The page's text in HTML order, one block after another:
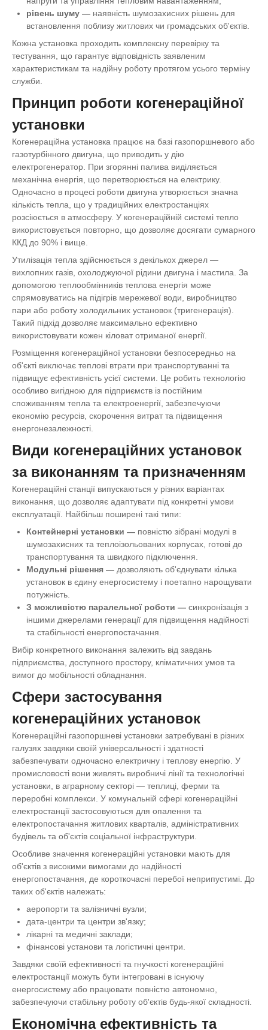
рівень шуму — наявність шумозахисних рішень для
встановлення поблизу житлових чи громадських об'єктів.
Кожна установка проходить комплексну перевірку та
тестування, що гарантує відповідність заявленим
характеристикам та надійну роботу протягом усього терміну
служби.
Принцип роботи когенераційної
установки
Когенераційна установка працює на базі газопоршневого або
газотурбінного двигуна, що приводить у дію
електрогенератор. При згорянні палива виділяється
механічна енергія, що перетворюється на електрику.
Одночасно в процесі роботи двигуна утворюється значна
кількість тепла, що у традиційних електростанціях
розсіюється в атмосферу. У когенераційній системі тепло
використовується повторно, що дозволяє досягати сумарного
ККД до 90% і вище.
Утилізація тепла здійснюється з декількох джерел —
вихлопних газів, охолоджуючої рідини двигуна і мастила. За
допомогою теплообмінників теплова енергія може
спрямовуватись на підігрів мережевої води, виробництво
пари або роботу холодильних установок (тригенерація).
Такий підхід дозволяє максимально ефективно
використовувати кожен кіловат отриманої енергії.
Розміщення когенераційної установки безпосередньо на
об'єкті виключає теплові втрати при транспортуванні та
підвищує ефективність усієї системи. Це робить технологію
особливо вигідною для підприємств із постійним
споживанням тепла та електроенергії, забезпечуючи
економію ресурсів, скорочення витрат та підвищення
енергонезалежності.
Види когенераційних установок
за виконанням та призначенням
Когенераційні станції випускаються у різних варіантах
виконання, що дозволяє адаптувати під конкретні умови
експлуатації. Найбільш поширені такі типи:
Контейнерні установки — повністю зібрані модулі в
шумозахисних та теплоізольованих корпусах, готові до
транспортування та швидкого підключення.
Модульні рішення — дозволяють об'єднувати кілька
установок в єдину енергосистему і поетапно нарощувати
потужність.
З можливістю паралельної роботи — синхронізація з
іншими джерелами генерації для підвищення надійності
та стабільності енергопостачання.
Вибір конкретного виконання залежить від завдань
підприємства, доступного простору, кліматичних умов та
вимог до мобільності обладнання.
Сфери застосування
когенераційних установок
Когенераційні газопоршневі установки затребувані в різних
галузях завдяки своїй універсальності і здатності
забезпечувати одночасно електричну і теплову енергію. У
промисловості вони живлять виробничі лінії та технологічні
установки, в аграрному секторі — теплиці, ферми та
переробні комплекси. У комунальній сфері когенераційні
електростанції застосовуються для опалення та
електропостачання житлових кварталів, адміністративних
будівель та об'єктів соціальної інфраструктури.
Особливе значення когенераційні установки мають для
об'єктів з високими вимогами до надійності
енергопостачання, де короткочасні перебої неприпустимі. До
таких об'єктів належать:
аеропорти та залізничні вузли;
дата-центри та центри зв'язку;
лікарні та медичні заклади;
фінансові установи та логістичні центри.
Завдяки своїй ефективності та гнучкості когенераційні
електростанції можуть бути інтегровані в існуючу
енергосистему або працювати повністю автономно,
забезпечуючи стабільну роботу об'єктів будь-якої складності.
Економічна ефективність та